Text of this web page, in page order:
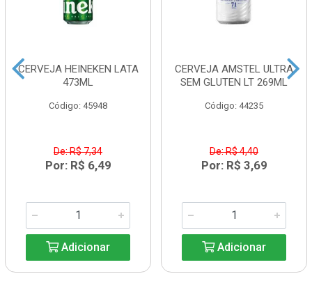
CERVEJA HEINEKEN LATA
473ML
Código: 45948
De: R$ 7,34
Por: R$ 6,49
Adicionar
CERVEJA AMSTEL ULTRA
SEM GLUTEN LT 269ML
Código: 44235
De: R$ 4,40
Por: R$ 3,69
Adicionar